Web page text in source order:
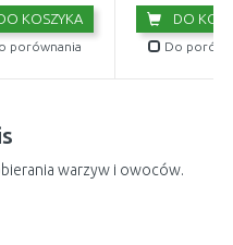
KOSZYKA
porównania
DO
Do
warzyw i owoców.